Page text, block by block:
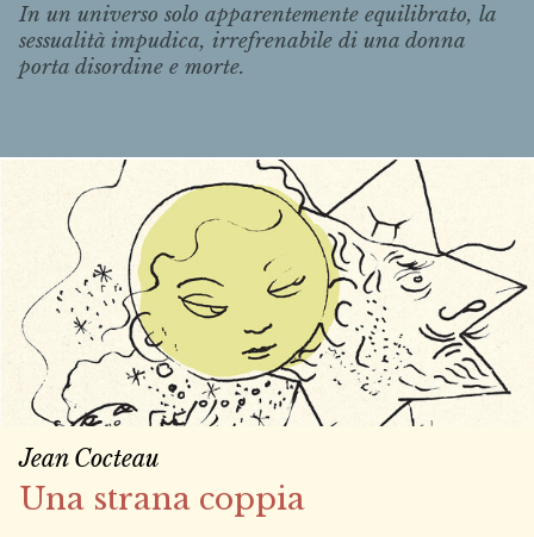
In un universo solo apparentemente equilibrato, la
sessualità impudica, irrefrenabile di una donna
porta disordine e morte.
Jean Cocteau
Una strana coppia